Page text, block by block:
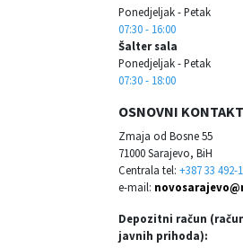
Ponedjeljak - Petak
07:30 - 16:00
Šalter sala
Ponedjeljak - Petak
07:30 - 18:00
OSNOVNI
Zmaja od Bosne 55
71000 Sarajevo, BiH
Centrala tel: +387 33 492-
e-mail:
Depozitni račun
javnih prihoda):